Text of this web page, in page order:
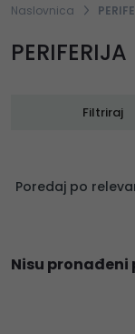
Naslovnica
PERIFERIJA
Filtriraj
Poredaj po
Nisu